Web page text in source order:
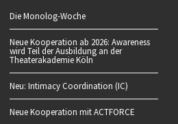
Die Monolog-Woche
Neue Kooperation ab 2026: Awareness
wird Teil der Ausbildung an der
Theaterakademie Köln
Neu: Intimacy Coordination (IC)
Neue Kooperation mit ACTFORCE